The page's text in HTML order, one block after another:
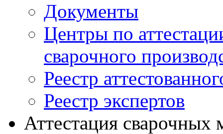
Документы
Центры по
сварочного
Реестр
Реестр экспертов
Аттестация сварочных